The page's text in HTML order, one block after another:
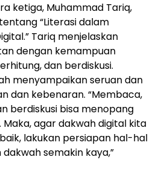
ketiga, Muhammad Tariq,
“Literasi dalam
Tariq menjelaskan
dengan kemampuan
dan berdiskusi.
menyampaikan seruan dan
dan kebenaran. “Membaca,
berdiskusi bisa menopang
agar dakwah digital kita
lakukan persiapan hal-hal
semakin kaya,”